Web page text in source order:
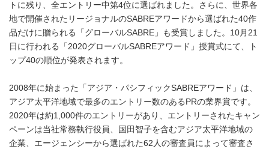
トに残り、全エントリー中第4位に選ばれました。さらに、世界各
地で開催されたリージョナルのSABREアワードから選ばれた40作
品だけに贈られる「グローバルSABRE」も受賞しました。10月21
日に行われる「2020グローバルSABREアワード」授賞式にて、ト
ップ40の順位が発表されます。
2008年に始まった「アジア・パシフィックSABREアワード」は、
アジア太平洋地域で最多のエントリー数のあるPRの業界賞です。
2020年は約1,000件のエントリーがあり、エントリーされたキャン
ペーンは当社常務執行役員、国田智子を含むアジア太平洋地域の
企業、エージェンシーから選ばれた62人の審査員によって審査さ